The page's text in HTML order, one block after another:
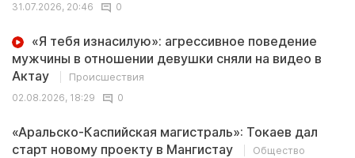
31.07.2026, 20:46
0
«Я тебя изнасилую»: агрессивное поведение
мужчины в отношении девушки сняли на видео в
Актау
Происшествия
02.08.2026, 18:29
0
«Аральско-Каспийская магистраль»: Токаев дал
старт новому проекту в Мангистау
Общество